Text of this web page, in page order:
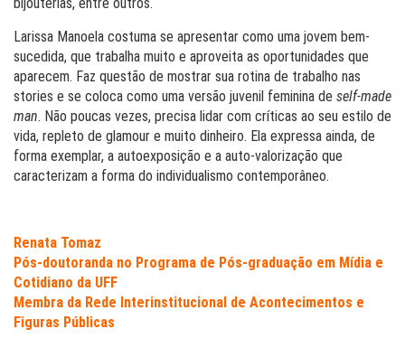
Larissa Manoela costuma se apresentar como uma jovem bem-
sucedida, que trabalha muito e aproveita as oportunidades que
aparecem. Faz questão de mostrar sua rotina de trabalho nas
stories e se coloca como uma versão juvenil feminina de self-made
man. Não poucas vezes, precisa lidar com críticas ao seu estilo de
vida, repleto de glamour e muito dinheiro. Ela expressa ainda, de
forma exemplar, a autoexposição e a auto-valorização que
caracterizam a forma do individualismo contemporâneo.
Renata Tomaz
Pós-doutoranda no Programa de Pós-graduação em Mídia e
Cotidiano da UFF
Membra da Rede Interinstitucional de Acontecimentos e
Figuras Públicas